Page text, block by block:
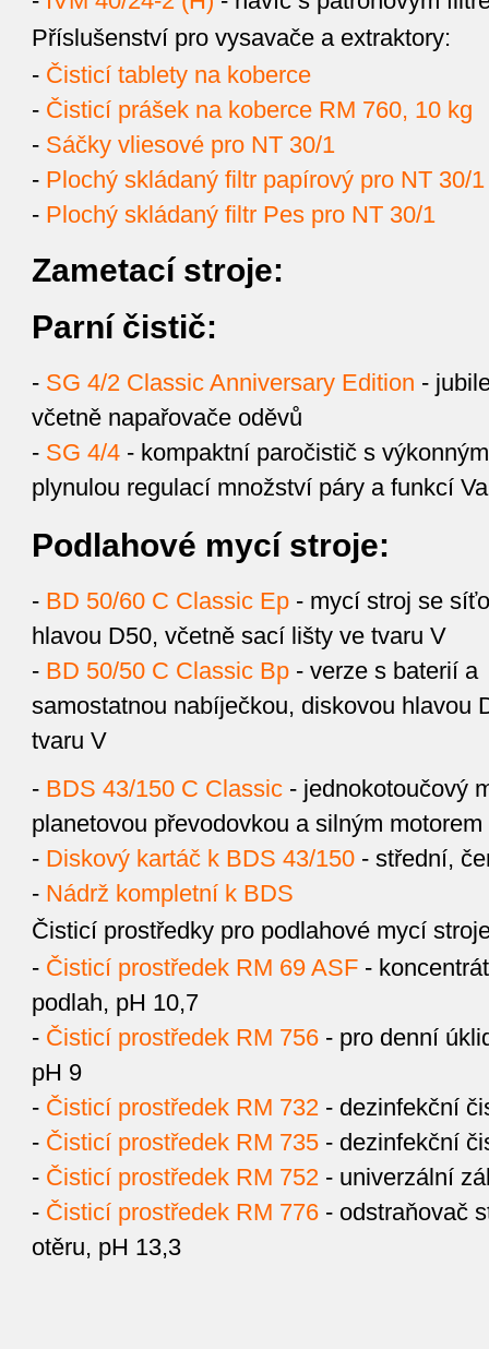
Příslušenství pro vysavače a extraktory:
- Čisticí tablety na koberce
- Čisticí prášek na koberce RM 760, 10 kg
- Sáčky vliesové pro NT 30/1
- Plochý skládaný filtr papírový pro NT 30/1
- Plochý skládaný filtr Pes pro NT 30/1
Zametací stroje:
Parní čistič:
- SG 4/2 Classic Anniversary Edition -
včetně napařovače oděvů
- SG 4/4- kompaktní paročistič s
plynulou regulací množství páry a funkcí
Podlahové mycí stroje:
- BD 50/60 C Classic Ep- mycí stroj se
hlavou D50, včetně sací lišty ve tvaru V
- BD 50/50 C Classic Bp- verze s baterií a
samostatnou nabíječkou, diskovou hlavou
tvaru V
- BDS 43/150 C Classic- jednokotoučový
planetovou převodovkou a silným motorem
- Diskový kartáč k BDS 43/150- střední,
- Nádrž kompletní k BDS
Čisticí prostředky pro podlahové mycí
- Čisticí prostředek RM 69 ASF-
podlah, pH 10,7
- Čisticí prostředek RM 756- pro denní
pH 9
- Čisticí prostředek RM 732- dezinfekční
- Čisticí prostředek RM 735- dezinfekční
- Čisticí prostředek RM 752- univerzální
- Čisticí prostředek RM 776- odstraňovač
otěru, pH 13,3